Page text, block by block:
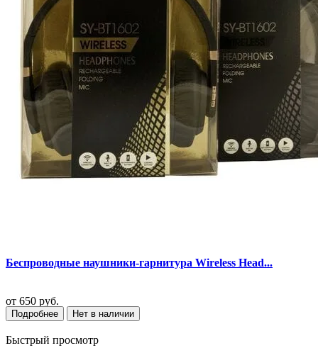
Беспроводные наушники-гарнитура Wireless Head...
от 650 руб.
Подробнее Нет в наличии
Быстрый просмотр